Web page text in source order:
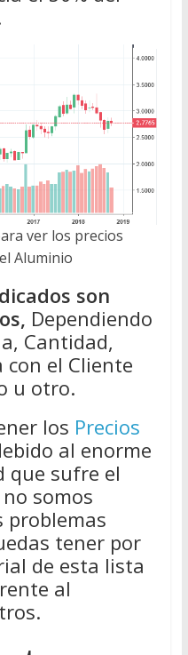
ver los precios
Aluminio
son
Dependiendo
Cantidad,
con el Cliente
u otro.
los Precios
al enorme
que sufre el
somos
problemas
tener por
de esta lista
al